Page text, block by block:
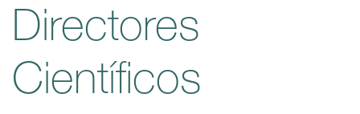
Directores
Científicos